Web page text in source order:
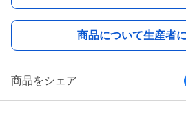
商品について生産者
商品をシェア